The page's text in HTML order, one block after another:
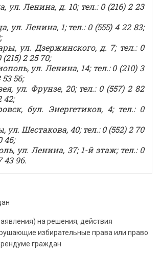
ул. Ленина, д. 10; тел.: 0 (216) 2 23
ул. Ленина, 1; тел.: 0 (555) 4 22 83;
ул. Дзержинского, д. 7; тел.: 0
(215) 2 25 70;
ул. Ленина, 14; тел.: 0 (210) 3
53 56;
ул. Фрунзе, 20; тел.: 0 (557) 2 82
42;
бул. Энергетиков, 4; тел.: 0
ул. Шестакова, 40; тел.: 0 (552) 2 70
46;
ул. Ленина, 37; 1-й этаж; тел.: 0
43 96.
на решения, действия
избирательные права или право
граждан